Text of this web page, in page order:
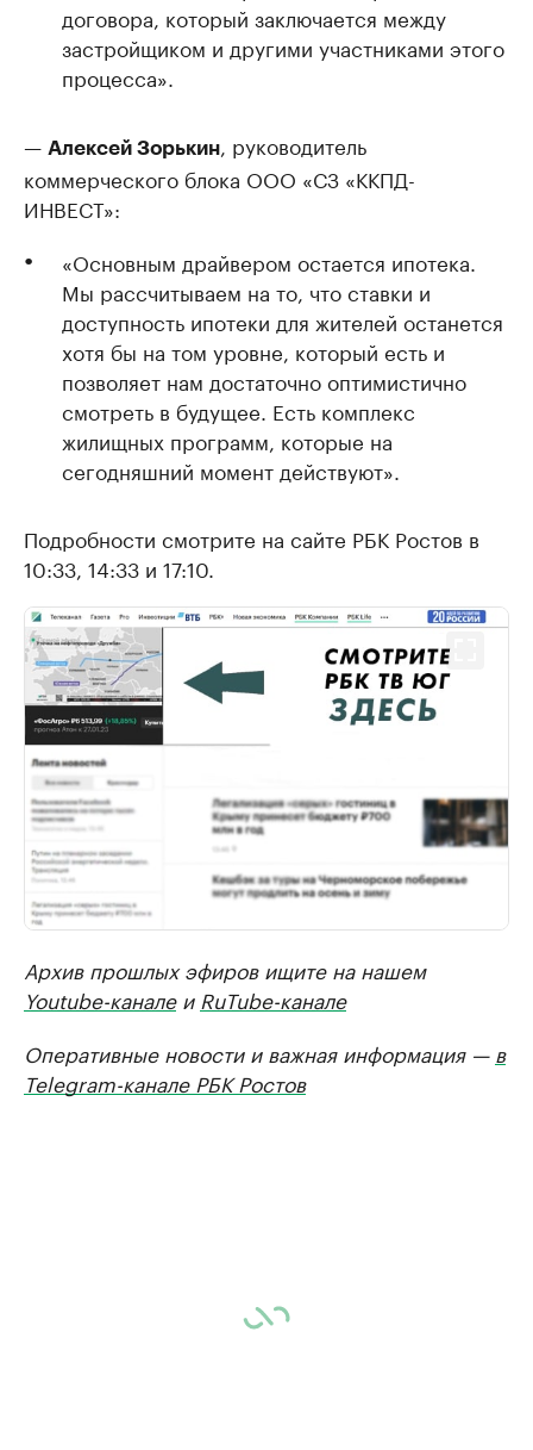
договора, который заключается между
застройщиком и другими участниками этого
процесса».
— Алексей Зорькин
, руководитель
коммерческого блока ООО «СЗ «ККПД-
ИНВЕСТ»:
«Основным драйвером остается ипотека.
Мы рассчитываем на то, что ставки и
доступность ипотеки для жителей останется
хотя бы на том уровне, который есть и
позволяет нам достаточно оптимистично
смотреть в будущее. Есть комплекс
жилищных программ, которые на
сегодняшний момент действуют».
Подробности смотрите на сайте РБК Ростов в
10:33, 14:33 и 17:10.
Архив прошлых эфиров ищите на нашем
Youtube-каналеи RuTube-канале
Оперативные новости и важная информация —в
Telegram-канале РБК Ростов